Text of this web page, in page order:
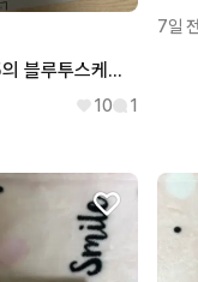
akg n5005의 블루투스케이블, 이어팁세트,필터베이스1쌍,박스
10 1
7일 전